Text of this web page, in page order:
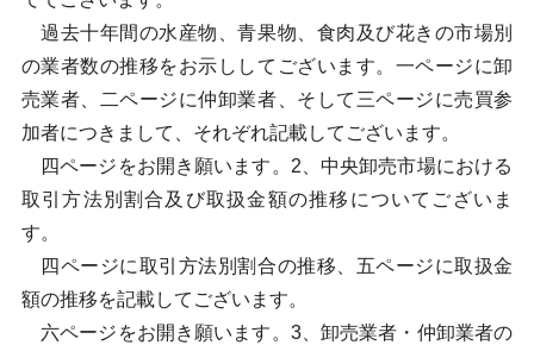
過去十年間の水産物、青果物、食肉及び花きの市場別
の業者数の推移をお示ししてございます。一ページに卸
売業者、二ページに仲卸業者、そして三ページに売買参
加者につきまして、それぞれ記載してございます。
四ページをお開き願います。2、中央卸売市場における
取引方法別割合及び取扱金額の推移についてございま
す。
四ページに取引方法別割合の推移、五ページに取扱金
額の推移を記載してございます。
六ページをお開き願います。3、卸売業者・仲卸業者の